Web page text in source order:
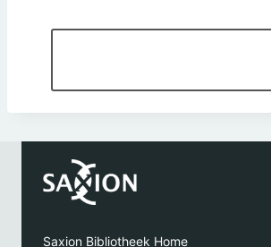
Saxion Bibliotheek Home